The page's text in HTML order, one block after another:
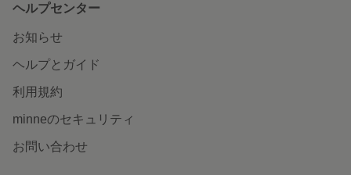
ヘルプセンター
お知らせ
ヘルプとガイド
利用規約
minneのセキュリティ
お問い合わせ